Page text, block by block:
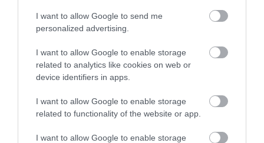
I want to allow Google to send me
personalized advertising.
I want to allow Google to enable storage
related to analytics like cookies on web or
device identifiers in apps.
I want to allow Google to enable storage
related to functionality of the website or app.
I want to allow Google to enable storage
fogyasztott tésztát az itáliai Mamma
készítette.
Büszkék vagyunk arra, hogy azon
kevés ételkészítők közé tartozunk,
akiknek lehetőségük volt francia
konyhán tanulni, mint ahogy mi a Léon
de Bruxelles nevű egyik legismertebb
kagylós éttermében megtanulhattuk a
kagyló és a Créme Brulée készítésének
módját.
5.0
Összesen 1
5 1
3 0